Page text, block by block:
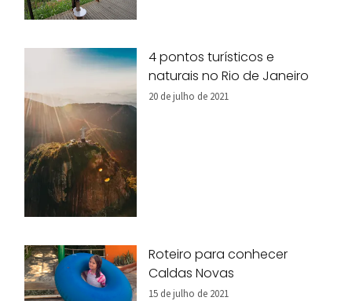
4 pontos turísticos e
naturais no Rio de Janeiro
20 de julho de 2021
Roteiro para conhecer
Caldas Novas
15 de julho de 2021